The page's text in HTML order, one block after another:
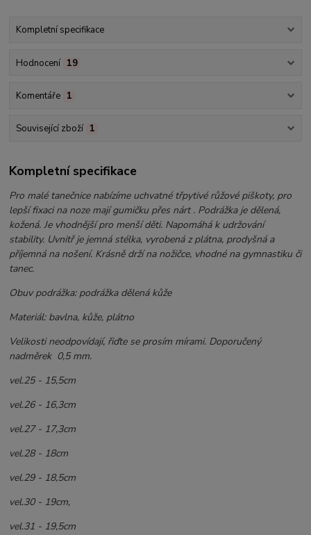
Kompletní specifikace
Hodnocení 19
Komentáře 1
Související zboží 1
Kompletní specifikace
Pro malé tanečnice nabízíme uchvatné třpytivé růžové piškoty, pro
lepší fixaci na noze mají gumičku přes nárt . Podrážka je dělená,
kožená. Je vhodnější pro menší děti. Napomáhá k udržování
stability. Uvnitř je jemná stélka, vyrobená z plátna, prodyšná a
příjemná na nošení. Krásně drží na nožičce, vhodné na gymnastiku či
tanec.
Obuv podrážka: podrážka dělená kůže
Materiál: bavlna, kůže, plátno
Velikosti neodpovídají, řiďte se prosím mírami. Doporučený
nadměrek 0,5 mm.
vel.25 - 15,5cm
vel.26 - 16,3cm
vel.27 - 17,3cm
vel.28 - 18cm
vel.29 - 18,5cm
vel.30 - 19cm,
vel.31 - 19,5cm